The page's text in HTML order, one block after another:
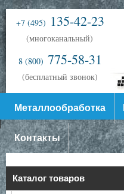
+7 (495) 135-42-23
(многоканальный)
8 (800) 775-58-31
(бесплатный звонок)
Металлообработка
Контакты
Каталог товаров